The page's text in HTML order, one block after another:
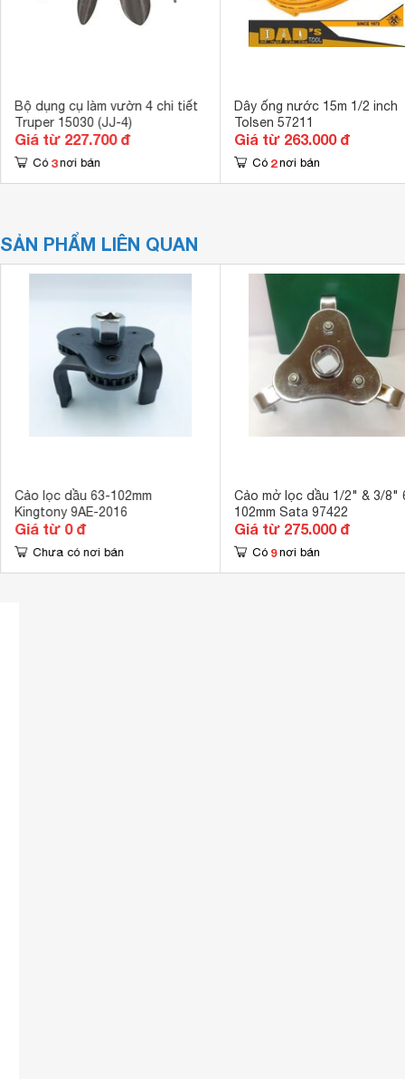
Bộ dụng cụ làm vườn 4 chi tiết
Truper 15030 (JJ-4)
Giá từ 227.700 đ
Có 3 nơi bán
Dây ống nước 15m 1/2 inch
Tolsen 57211
Giá từ 263.000 đ
Có 2 nơi bán
SẢN PHẨM LIÊN QUAN
Cảo lọc dầu 63-102mm
Kingtony 9AE-2016
Giá từ 0 đ
Chưa có nơi bán
Cảo mở lọc dầu 1/2" & 3/8"
102mm Sata 97422
Giá từ 275.000 đ
Có 9 nơi bán